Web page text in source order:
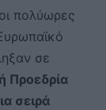
πολύωρες
σε
Προεδρία
σειρά